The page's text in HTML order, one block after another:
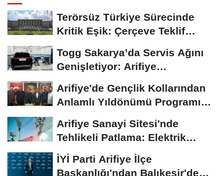
Terörsüz Türkiye Sürecinde
Kritik Eşik: Çerçeve Teklif
Togg Sakarya’da Servis Ağını
Genişletiyor: Arifiye
Arifiye'de Gençlik Kollarından
Anlamlı Yıldönümü Programı:
Arifiye Sanayi Sitesi'nde
Tehlikeli Patlama: Elektrik
Altyapısı Çöktü,...
İYİ Parti Arifiye İlçe
Başkanlığı'ndan Balıkesir'deki